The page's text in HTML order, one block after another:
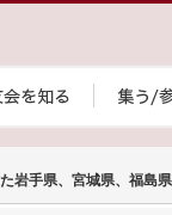
岩手県、宮城県、福島